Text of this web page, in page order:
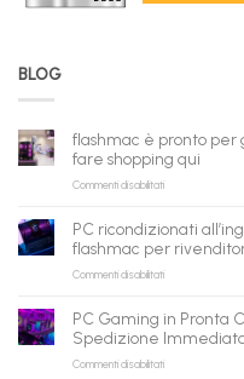
BLOG
flashmac è pronto per
fare shopping qui
Commenti disabilitatisu
pronto
per
gli
AI:
il
tuo
assistente
PC ricondizionati
flashmac per
Commenti disabilitatisu
ricondizionati
all’ingrosso:
la
nuova
PC Gaming in Pronta
Spedizione
Commenti disabilitatisu